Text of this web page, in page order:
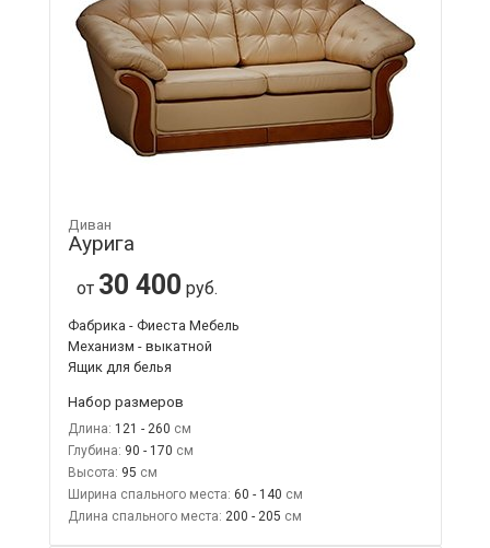
Диван
Аурига
от 30 400 руб.
Фабрика - Фиеста Мебель
Механизм - выкатной
Ящик для белья
Набор размеров
Длина: 121 - 260
Глубина: 90 - 170
Высота: 95
Ширина спального места: 60 - 140
Длина спального места: 200 - 205